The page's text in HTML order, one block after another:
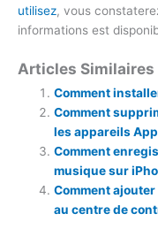
utilisez, vous
informations est
Articles Similaires
Comment
Comment
les appareils
Comment
musique sur
Comment
au centre de